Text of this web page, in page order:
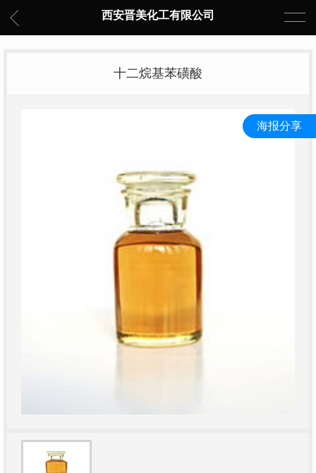
西安晋美化工有限公司
十二烷基苯磺酸
海报分享